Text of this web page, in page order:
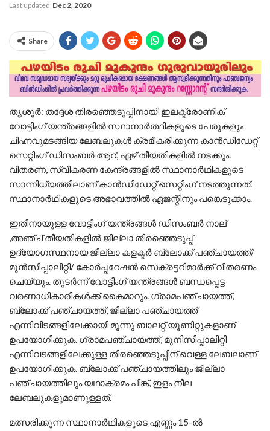
Last updated Dec 2, 2020
Share
തൃശൂർ: തദ്ദേശ തിരഞ്ഞെടുപ്പിനായി ഇലക്ട്രോണിക്
വോട്ടിംഗ് യന്ത്രങ്ങളില്‍ സ്ഥാനാര്‍ത്ഥികളുടെ പേരുകളും
ചിഹ്നവുമടങ്ങിയ ലേബലുകള്‍ ക്രമീകരിക്കുന്ന കാന്‍ഡിഡേറ്റ്
സെറ്റിംഗ് ഡിസംബര്‍ ആറ്, ഏഴ് തീയതികളില്‍ നടക്കും.
വിതരണ, സ്വീകരണ കേന്ദ്രങ്ങളില്‍ സ്ഥാനാര്‍ഥികളുടെ
സാന്നിധ്യത്തിലാണ് കാന്‍ഡിഡേറ്റ് സെറ്റിംഗ് നടത്തുന്നത്.
സ്ഥാനാര്‍ഥികളുടെ അഭാവത്തില്‍ ഏജന്റിനും പങ്കെടുക്കാം.
ഇതിനായുള്ള വോട്ടിംഗ് യന്ത്രങ്ങള്‍ ഡിസംബര്‍ നാല്
,അഞ്ച് തീയതികളില്‍ ജില്ലാ തിരഞ്ഞെടുപ്പ്
ഉദ്യോഗസ്ഥനായ ജില്ലാ കളക്ടര്‍ ബ്ലോക്ക് പഞ്ചായത്ത്/
മുന്‍സിപ്പാലിറ്റി/ കോര്‍പ്പറേഷന്‍ സെക്രട്ടറിമാര്‍ക്ക് വിതരണം
ചെയ്യും. തുടര്‍ന്ന് വോട്ടിംഗ് യന്ത്രങ്ങള്‍ ബന്ധപ്പെട്ട
വരണാധികാരികള്‍ക്ക് കൈമാറും. ഗ്രാമപഞ്ചായത്ത്,
ബ്ലോക്ക് പഞ്ചായത്ത്, ജില്ലാ പഞ്ചായത്ത്
എന്നിവിടങ്ങളിലേക്കായി മൂന്നു ബാലറ്റ് യൂണിറ്റുകളാണ്
ഉപയോഗിക്കുക. ഗ്രാമപഞ്ചായത്ത്, മുനിസിപ്പാലിറ്റി
എന്നിവടങ്ങളിലേക്കുള്ള തിരഞ്ഞെടുപ്പിന് വെള്ള ലേബലാണ്
ഉപയോഗിക്കുക. ബ്ലോക്ക് പഞ്ചായത്തിലും ജില്ലാ
പഞ്ചായത്തിലും യഥാക്രമം പിങ്ക്, ഇളം നീല
ലേബലുകളുമാണുള്ളത്.
മത്സരിക്കുന്ന സ്ഥാനാര്‍ഥികളുടെ എണ്ണം 15-ല്‍